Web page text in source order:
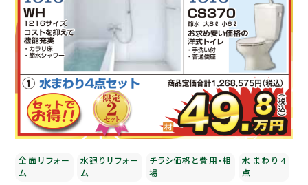
全面リフォー
ム
水廻りリフォー
ム
チラシ価格と費用・相
場
水まわり4
点